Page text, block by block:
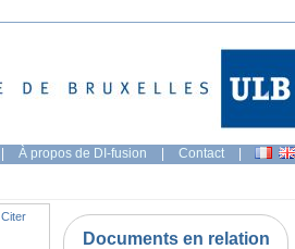
| À propos de DI-fusion | Contact |
Citer
Documents en relation